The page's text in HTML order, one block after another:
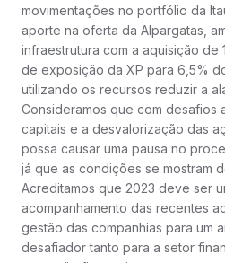
movimentações no portfólio da
aporte na oferta da Alpargatas,
infraestrutura com a aquisição de
de exposição da XP para 6,5%
utilizando os recursos reduzir a
Consideramos que com desafios
capitais e a desvalorização das
possa causar uma pausa no
já que as condições se mostram
Acreditamos que 2023 deve ser
acompanhamento das recentes
gestão das companhias para um
desafiador tanto para a setor